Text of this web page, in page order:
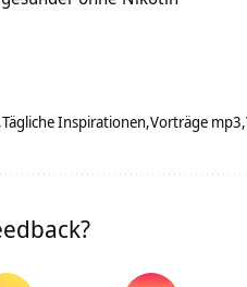
Tägliche Inspirationen Vorträge mp3